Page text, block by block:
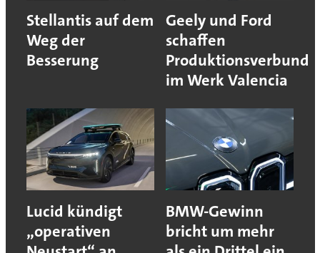
Stellantis auf dem
Weg der
Besserung
Geely und Ford
schaffen
Produktionsverbund
im Werk Valencia
Lucid kündigt
„operativen
BMW-Gewinn
bricht um mehr